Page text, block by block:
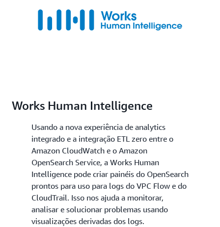
Works Human Intelligence
Usando a nova experiência de analytics
integrado e a integração ETL zero entre o
Amazon CloudWatch e o Amazon
OpenSearch Service, a Works Human
Intelligence pode criar painéis do OpenSearch
prontos para uso para logs do VPC Flow e do
CloudTrail. Isso nos ajuda a monitorar,
analisar e solucionar problemas usando
visualizações derivadas dos logs.